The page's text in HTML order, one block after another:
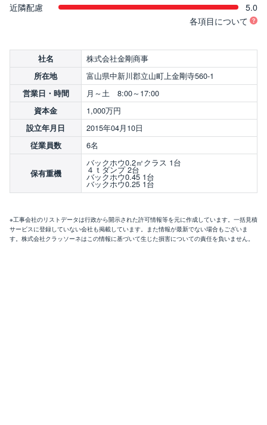
近隣配慮
5.0
各項目について
社名 株式会社金剛商事
所在地 富山県中新川郡立山町上金剛寺560-1
営業日・時間 月～土 8:00～17:00
資本金 1,000万円
設立年月日 2015年04月10日
従業員数 6名
保有重機
バックホウ0.2㎡クラス 1台
４ｔダンプ 2台
バックホウ0.45 1台
バックホウ0.25 1台
※工事会社のリストデータは行政から開示された許可情報等を元に作成しています。一括見積
サービスに登録していない会社も掲載しています。また情報が最新でない場合もございま
す。株式会社クラッソーネはこの情報に基づいて生じた損害についての責任を負いません。